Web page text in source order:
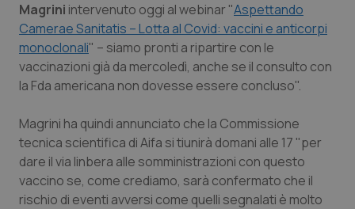
Lombardia
Marche
Piemonte
Provincia Autonoma di Bolzano
Dolore
Donna & Salute
HIV
Infezioni & Febbre
Magrini intervenuto oggi al webinar "Aspettando
Camerae Sanitatis – Lotta al Covid: vaccini e anticorpi
monoclonali" – siamo pronti a ripartire con le
vaccinazioni già da mercoledì, anche se il consulto con
la Fda americana non dovesse essere concluso".
Magrini ha quindi annunciato che la Commissione
tecnica scientifica di Aifa si tiunirà domani alle 17 "per
dare il via linbera alle somministrazioni con questo
vaccino se, come crediamo, sarà confermato che il
rischio di eventi avversi come quelli segnalati è molto